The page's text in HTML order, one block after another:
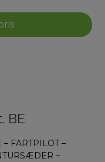
BE
FARTPILOT –
–